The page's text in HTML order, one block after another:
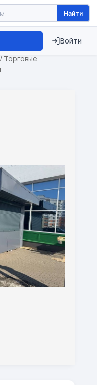
Найти
Войти
⏱ ТОЛЬКО 15 ДНЕЙ
/ Торговые